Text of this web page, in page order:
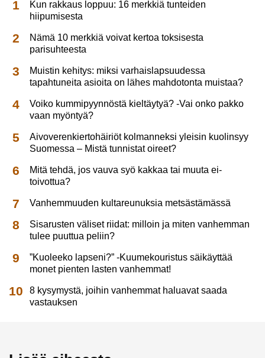
Kun rakkaus loppuu: 16 merkkiä tunteiden
hiipumisesta
Nämä 10 merkkiä voivat kertoa toksisesta
parisuhteesta
Muistin kehitys: miksi varhaislapsuudessa
tapahtuneita asioita on lähes mahdotonta muistaa?
Voiko kummipyynnöstä kieltäytyä? -Vai onko pakko
vaan myöntyä?
Aivoverenkiertohäiriöt kolmanneksi yleisin kuolinsyy
Suomessa – Mistä tunnistat oireet?
Mitä tehdä, jos vauva syö kakkaa tai muuta ei-
toivottua?
Vanhemmuuden kultareunuksia metsästämässä
Sisarusten väliset riidat: milloin ja miten vanhemman
tulee puuttua peliin?
”Kuoleeko lapseni?” -Kuumekouristus säikäyttää
monet pienten lasten vanhemmat!
8 kysymystä, joihin vanhemmat haluavat saada
vastauksen